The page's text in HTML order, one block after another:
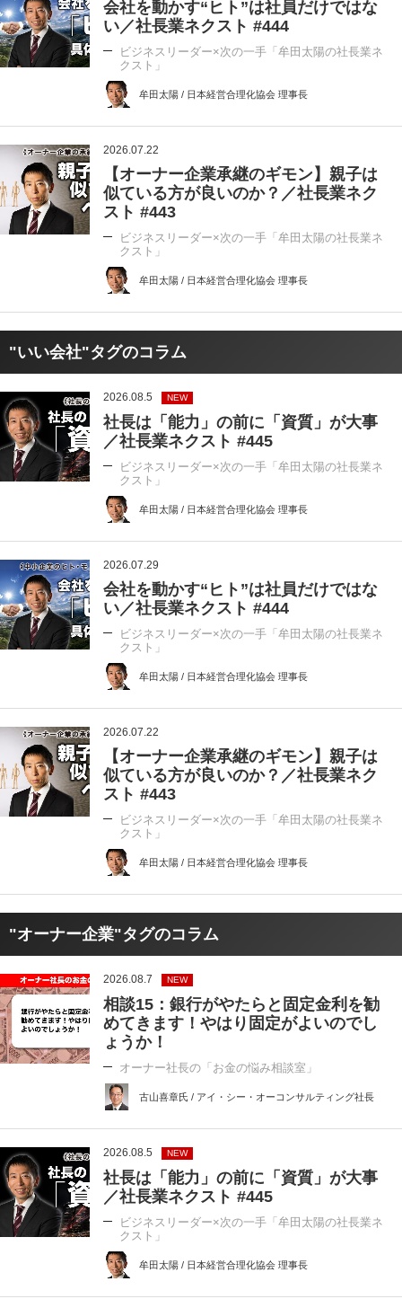
会社を動かす“ヒト”は社員だけではな
い／社長業ネクスト #444
ビジネスリーダー×次の一手「牟田太陽の社長業ネ
クスト」
牟田太陽 / 日本経営合理化協会 理事長
2026.07.22
【オーナー企業承継のギモン】親子は
似ている方が良いのか？／社長業ネク
スト #443
ビジネスリーダー×次の一手「牟田太陽の社長業ネ
クスト」
牟田太陽 / 日本経営合理化協会 理事長
"いい会社"タグのコラム
2026.08.5 NEW
社長は「能力」の前に「資質」が大事
／社長業ネクスト #445
ビジネスリーダー×次の一手「牟田太陽の社長業ネ
クスト」
牟田太陽 / 日本経営合理化協会 理事長
2026.07.29
会社を動かす“ヒト”は社員だけではな
い／社長業ネクスト #444
ビジネスリーダー×次の一手「牟田太陽の社長業ネ
クスト」
牟田太陽 / 日本経営合理化協会 理事長
2026.07.22
【オーナー企業承継のギモン】親子は
似ている方が良いのか？／社長業ネク
スト #443
ビジネスリーダー×次の一手「牟田太陽の社長業ネ
クスト」
牟田太陽 / 日本経営合理化協会 理事長
"オーナー企業"タグのコラム
2026.08.7 NEW
相談15：銀行がやたらと固定金利を勧
めてきます！やはり固定がよいのでし
ょうか！
オーナー社長の「お金の悩み相談室」
古山喜章氏 / アイ・シー・オーコンサルティング社長
2026.08.5 NEW
社長は「能力」の前に「資質」が大事
／社長業ネクスト #445
ビジネスリーダー×次の一手「牟田太陽の社長業ネ
クスト」
牟田太陽 / 日本経営合理化協会 理事長